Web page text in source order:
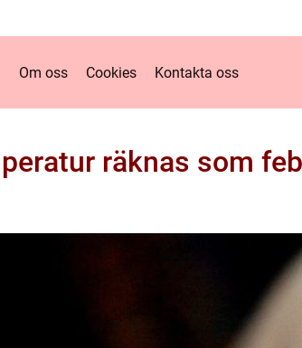
Om oss Cookies Kontakta oss
räknas som